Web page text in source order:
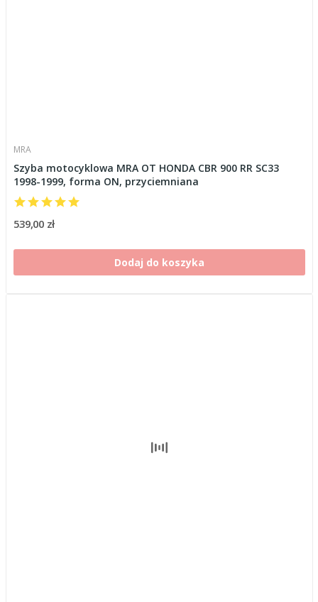
MRA
Szyba motocyklowa MRA OT HONDA CBR 900 RR SC33
1998-1999, forma ON, przyciemniana
539,00 zł
Dodaj do koszyka